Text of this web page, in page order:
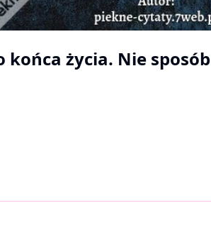
końca życia. Nie sposób